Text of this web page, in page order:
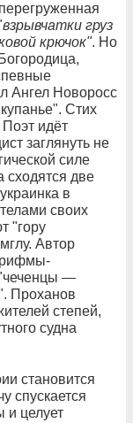
взрывчатки груз
крючок". Но
Ангел Новоросс
Стих
Поэт идёт
заглянуть не
силе
сходятся две
в
своих
"гору
Автор
рифмы-
—
Проханов
степей,
судна
становится
спускается
и целует